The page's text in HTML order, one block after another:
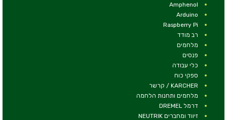
Amphenol
Arduino
Raspberry Pi
רב מודד
מלחמים
פנסים
כלי עבודה
ספקי כוח
KARCHER / קרשר
מלחמים ותחנות הלחמה
דרמל DREMEL
זיווד ומחברים NEUTRIK